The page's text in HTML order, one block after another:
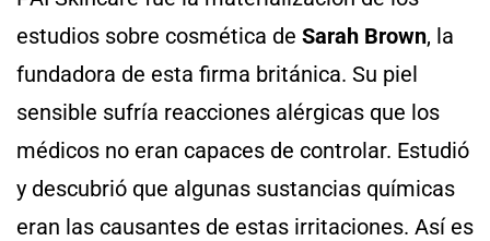
estudios sobre cosmética de Sarah Brown, la
fundadora de esta firma británica. Su piel
sensible sufría reacciones alérgicas que los
médicos no eran capaces de controlar. Estudió
y descubrió que algunas sustancias químicas
eran las causantes de estas irritaciones. Así es